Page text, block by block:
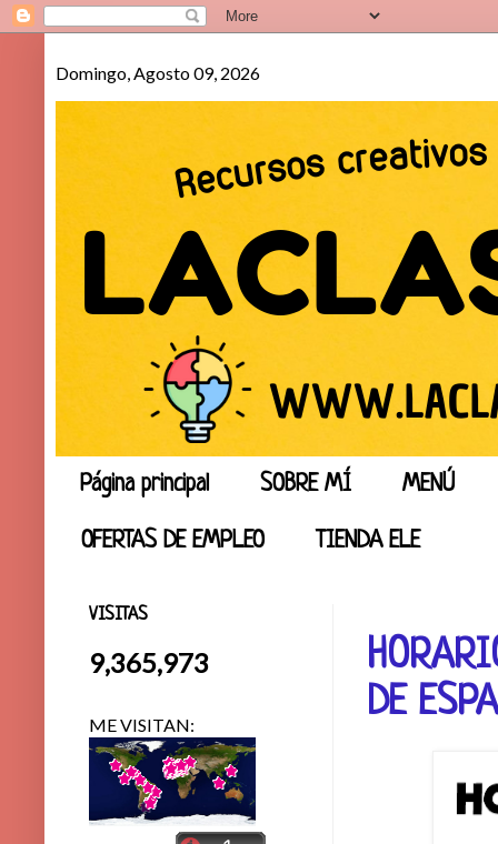
Domingo, Agosto 09, 2026
Página principal SOBRE MÍ MENÚ
OFERTAS DE EMPLEO TIENDA ELE
DE
VISITAS
9,365,973
ME VISITAN: